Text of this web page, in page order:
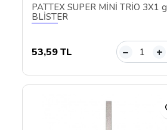
PATTEX SÜPER MİNİ TRİO 3X1 g
BLİSTER
53,59 TL – +